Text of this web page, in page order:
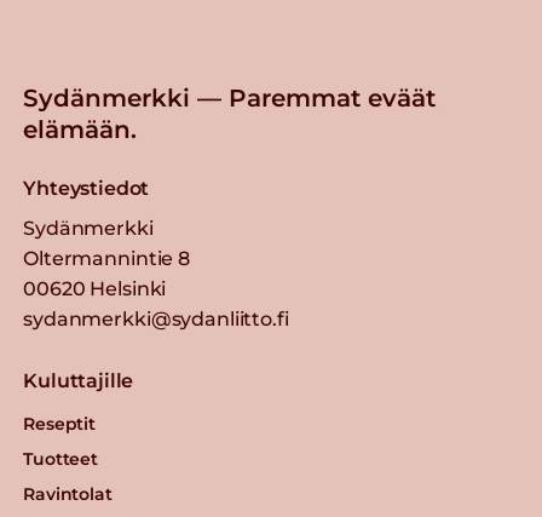
Sydänmerkki — Paremmat eväät
elämään.
Yhteystiedot
Sydänmerkki
Oltermannintie 8
00620 Helsinki
sydanmerkki@sydanliitto.fi
Kuluttajille
Reseptit
Tuotteet
Ravintolat